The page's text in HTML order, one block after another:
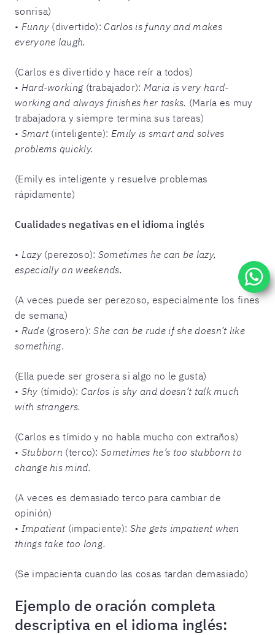
sonrisa)
• Funny (divertido): Carlos is funny and makes
everyone laugh.
(Carlos es divertido y hace reír a todos)
• Hard-working(trabajador): Maria is very hard-
working and always finishes her tasks. (María es muy
trabajadora y siempre termina sus tareas)
• Smart(inteligente): Emily is smart and solves
problems quickly.
(Emily es inteligente y resuelve problemas
rápidamente)
Cualidades negativas en el idioma inglés
• Lazy(perezoso): Sometimes he can be lazy,
especially on weekends.
(A veces puede ser perezoso, especialmente los fines
de semana)
• Rude(grosero):She can be rude if she doesn’t like
something.
(Ella puede ser grosera si algo no le gusta)
• Shy (tímido): Carlos is shy and doesn’t talk much
with strangers.
(Carlos es tímido y no habla mucho con extraños)
• Stubborn (terco):Sometimes he’s too stubborn to
change his mind.
(A veces es demasiado terco para cambiar de
opinión)
• Impatient(impaciente): She gets impatient when
things take too long.
(Se impacienta cuando las cosas tardan demasiado)
Ejemplo de oración completa
descriptiva en el idioma inglés: